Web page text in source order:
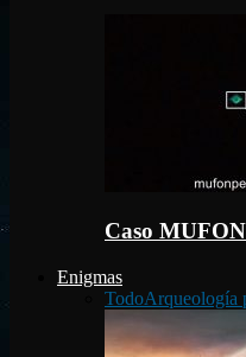
Caso
Enigmas
TodoArqueología